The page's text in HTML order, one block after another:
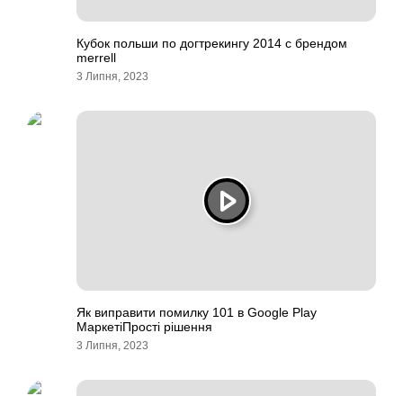
Кубок польши по догтрекингу 2014 с брендом
merrell
3 Липня, 2023
Як виправити помилку 101 в Google Play
МаркетіПрості рішення
3 Липня, 2023